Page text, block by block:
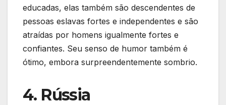
educadas, elas também são descendentes de
pessoas eslavas fortes e independentes e são
atraídas por homens igualmente fortes e
confiantes. Seu senso de humor também é
ótimo, embora surpreendentemente sombrio.
4. Rússia